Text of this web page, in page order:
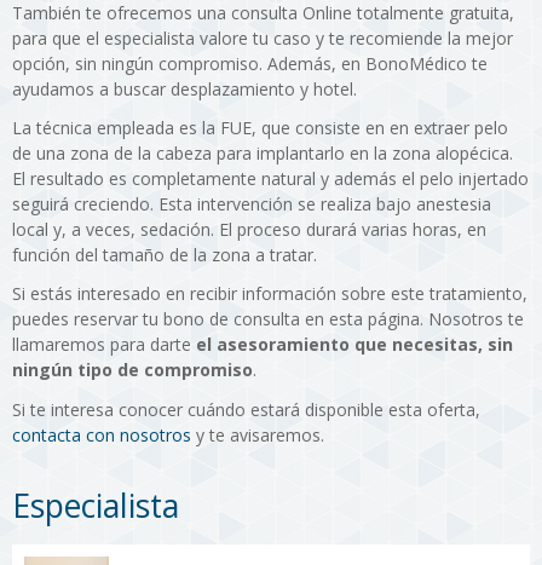
También te ofrecemos una consulta Online totalmente gratuita,
para que el especialista valore tu caso y te recomiende la mejor
opción, sin ningún compromiso. Además, en BonoMédico te
ayudamos a buscar desplazamiento y hotel.
La técnica empleada es la FUE, que consiste en en extraer pelo
de una zona de la cabeza para implantarlo en la zona alopécica.
El resultado es completamente natural y además el pelo injertado
seguirá creciendo. Esta intervención se realiza bajo anestesia
local y, a veces, sedación. El proceso durará varias horas, en
función del tamaño de la zona a tratar.
Si estás interesado en recibir información sobre este tratamiento,
puedes reservar tu bono de consulta en esta página. Nosotros te
llamaremos para darte el asesoramiento que necesitas, sin
ningún tipo de compromiso.
Si te interesa conocer cuándo estará disponible esta oferta,
contacta con nosotros y te avisaremos.
Especialista